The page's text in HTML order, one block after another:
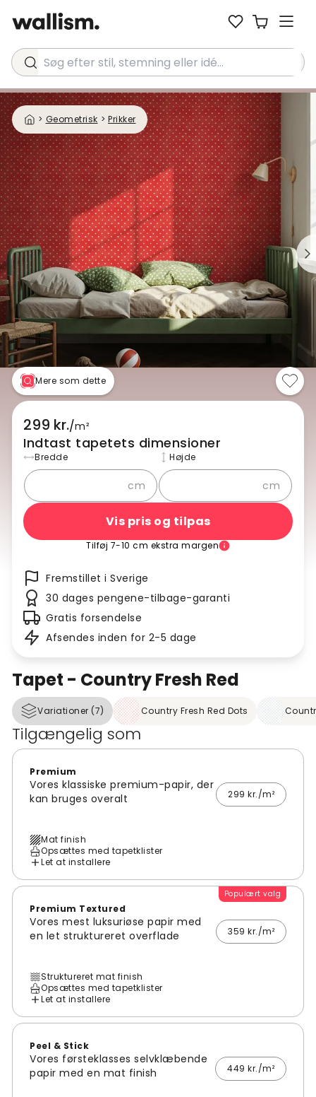
Søg efter stil, stemning eller idé...
> Geometrisk > Prikker
Tapet - Country Fresh Red
Variationer (7) Country Fresh Red Dots
Tilgængelig som
Premium
Vores klassiske premium-papir, der
kan bruges overalt
299 kr./m²
Mat finish
Opsættes med tapetklister
Let at installere
Populært valg
Premium Textured
Vores mest luksuriøse papir med
en let struktureret overflade
359 kr./m²
Struktureret mat finish
Opsættes med tapetklister
Let at installere
Peel & Stick
Vores førsteklasses selvklæbende
papir med en mat finish
449 kr./m²
Mere som dette
299 kr./m²
Indtast tapetets dimensioner
Bredde
cm
Højde
cm
Vis pris og tilpas
Tilføj 7-10 cm ekstra margen
Fremstillet i Sverige
30 dages pengene-tilbage-garanti
Gratis forsendelse
Afsendes inden for 2-5 dage